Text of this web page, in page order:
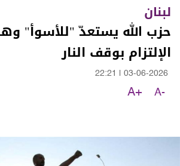
لبنان
حزب الله يستعدّ "للأسوأ"
الإلتزام بوقف النار
03-06-2026
22:21
A-
A+